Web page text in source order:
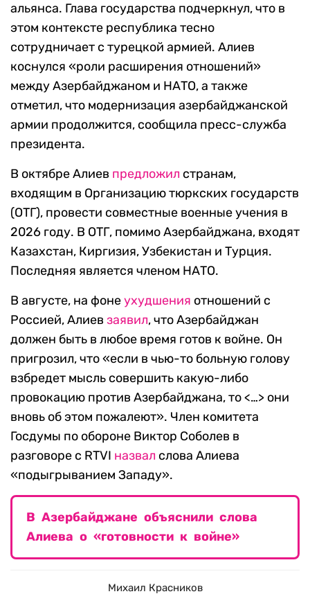
альянса. Глава государства подчеркнул, что в
этом контексте республика тесно
сотрудничает с турецкой армией. Алиев
коснулся «роли расширения отношений»
между Азербайджаном и НАТО, а также
отметил, что модернизация азербайджанской
армии продолжится, сообщила пресс-служба
президента.
В октябре Алиев предложил странам,
входящим в Организацию тюркских государств
(ОТГ), провести совместные военные учения в
2026 году. В ОТГ, помимо Азербайджана, входят
Казахстан, Киргизия, Узбекистан и Турция.
Последняя является членом НАТО.
В августе, на фонеухудшения отношений с
Россией, Алиев заявил, что Азербайджан
должен быть в любое время готов к войне. Он
пригрозил, что «если в чью-то больную голову
взбредет мысль совершить какую-либо
провокацию против Азербайджана, то <…> они
вновь об этом пожалеют». Член комитета
Госдумы по обороне Виктор Соболев в
разговоре с RTVI назвал слова Алиева
«подыгрыванием Западу».
В Азербайджане объяснили слова
Алиева о «готовности к войне»
Михаил Красников